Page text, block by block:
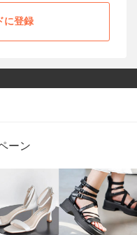
に登録
ーン